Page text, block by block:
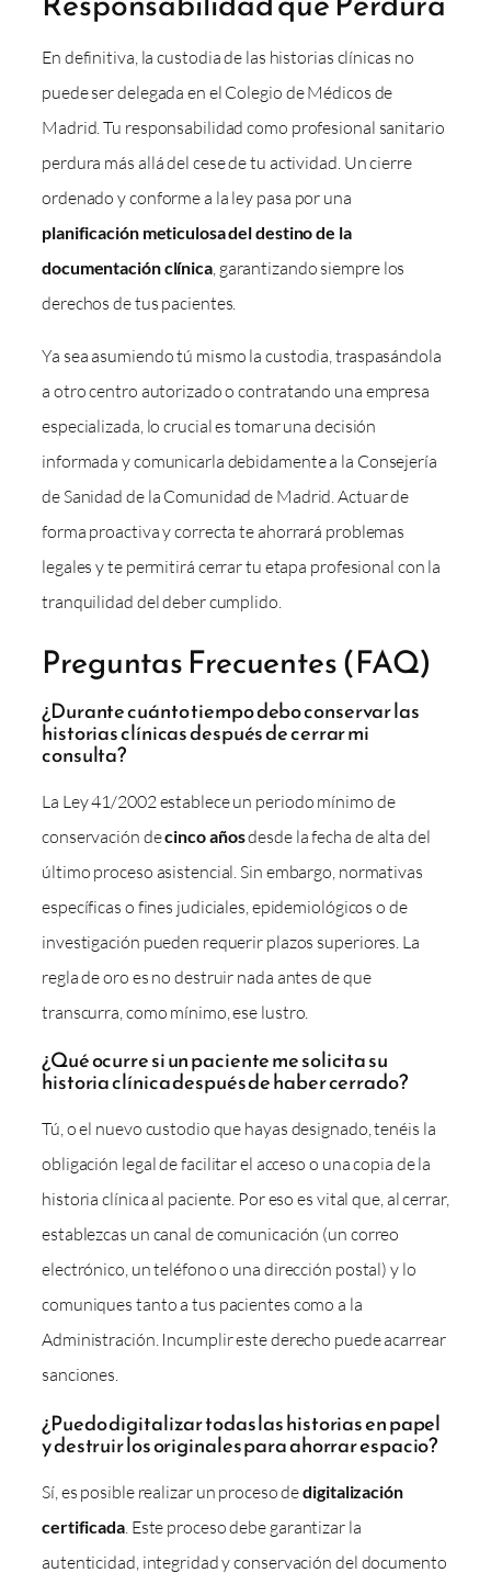
En definitiva, la custodia de las historias clínicas no
puede ser delegada en el Colegio de Médicos de
Madrid. Tu responsabilidad como profesional sanitario
perdura más allá del cese de tu actividad. Un cierre
ordenado y conforme a la ley pasa por una
planificación meticulosa del destino de la
documentación clínica, garantizando siempre los
derechos de tus pacientes.
Ya sea asumiendo tú mismo la custodia, traspasándola
a otro centro autorizado o contratando una empresa
especializada, lo crucial es tomar una decisión
informada y comunicarla debidamente a la Consejería
de Sanidad de la Comunidad de Madrid. Actuar de
forma proactiva y correcta te ahorrará problemas
legales y te permitirá cerrar tu etapa profesional con la
tranquilidad del deber cumplido.
Preguntas Frecuentes (FAQ)
¿Durante cuánto tiempo debo conservar las
historias clínicas después de cerrar mi
consulta?
La Ley 41/2002 establece un periodo mínimo de
conservación decinco añosdesde la fecha de alta del
último proceso asistencial. Sin embargo, normativas
específicas o fines judiciales, epidemiológicos o de
investigación pueden requerir plazos superiores. La
regla de oro es no destruir nada antes de que
transcurra, como mínimo, ese lustro.
¿Qué ocurre si un paciente me solicita su
historia clínica después de haber cerrado?
Tú, o el nuevo custodio que hayas designado, tenéis la
obligación legal de facilitar el acceso o una copia de la
historia clínica al paciente. Por eso es vital que, al cerrar,
establezcas un canal de comunicación (un correo
electrónico, un teléfono o una dirección postal) y lo
comuniques tanto a tus pacientes como a la
Administración. Incumplir este derecho puede acarrear
sanciones.
¿Puedo digitalizar todas las historias en papel
y destruir los originales para ahorrar espacio?
Sí, es posible realizar un proceso dedigitalización
certificada. Este proceso debe garantizar la
autenticidad, integridad y conservación del documento